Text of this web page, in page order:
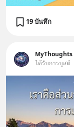
19 บันทึก
MyThoughts
ได้รับการบูสต์